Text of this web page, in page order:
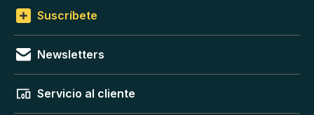
Suscríbete
Newsletters
Servicio al cliente